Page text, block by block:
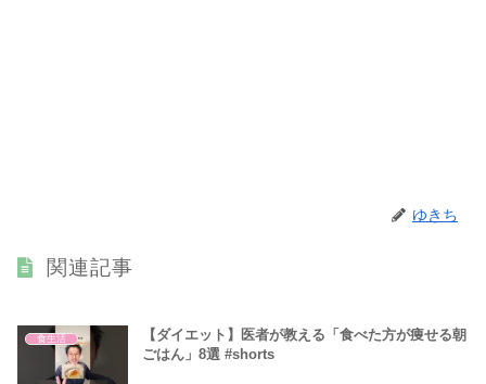
ゆきち
関連記事
食生活
【ダイエット】医者が教える「食べた方が痩せる朝
ごはん」8選 #shorts